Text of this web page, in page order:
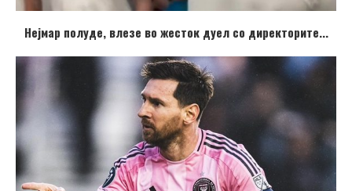
Нејмар полуде, влезе во жесток дуел со директорите...